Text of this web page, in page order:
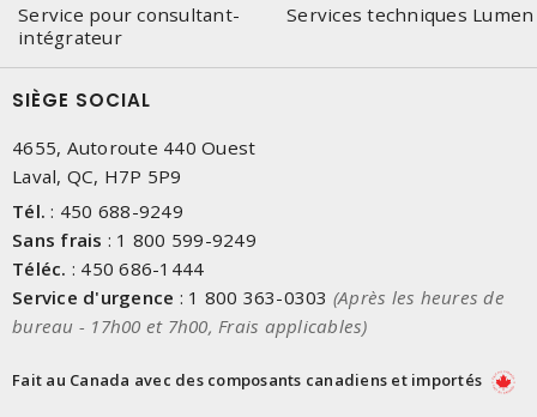
Service pour consultant-
intégrateur
Services techniques Lumen
SIÈGE SOCIAL
4655, Autoroute 440 Ouest
Laval, QC, H7P 5P9
Tél. : 450 688-9249
Sans frais : 1 800 599-9249
Téléc. : 450 686-1444
Service d'urgence : 1 800 363-0303 (Après les heures de
bureau - 17h00 et 7h00, Frais applicables)
Fait au Canada avec des composants canadiens et importés